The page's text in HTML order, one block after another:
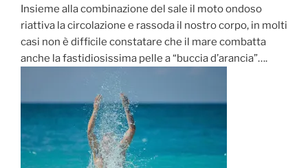
Insieme alla combinazione del sale il moto ondoso
riattiva la circolazione e rassoda il nostro corpo, in molti
casi non è difficile constatare che il mare combatta
anche la fastidiosissima pelle a “buccia d’arancia”….